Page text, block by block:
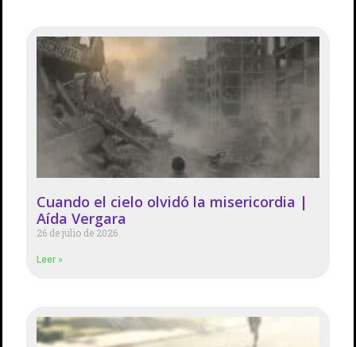
Cuando el cielo olvidó la misericordia |
Aída Vergara
26 de julio de 2026
Leer »